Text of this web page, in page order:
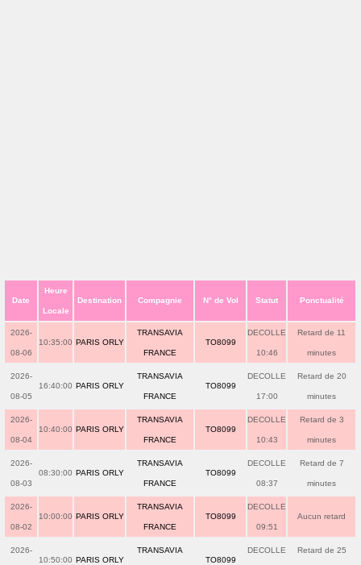
Date
Heure
Locale
Destination Compagnie N° de Vol Statut Ponctualité
2026-
08-06
10:35:00 PARIS ORLY
TRANSAVIA
FRANCE
TO8099
DECOLLE
10:46
Retard de 11
minutes
2026-
08-05
16:40:00 PARIS ORLY
TRANSAVIA
FRANCE
TO8099
DECOLLE
17:00
Retard de 20
minutes
2026-
08-04
10:40:00 PARIS ORLY
TRANSAVIA
FRANCE
TO8099
DECOLLE
10:43
Retard de 3
minutes
2026-
08-03
08:30:00 PARIS ORLY
TRANSAVIA
FRANCE
TO8099
DECOLLE
08:37
Retard de 7
minutes
2026-
08-02
10:00:00 PARIS ORLY
TRANSAVIA
FRANCE
TO8099
DECOLLE
09:51
Aucun retard
2026-
10:50:00 PARIS ORLY
TRANSAVIA
TO8099
DECOLLE Retard de 25